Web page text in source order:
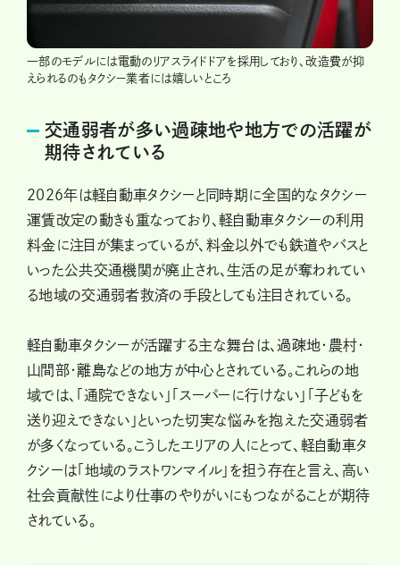
一部のモデルには電動のリアスライドドアを採用しており、改造費が抑
えられるのもタクシー業者には嬉しいところ
交通弱者が多い過疎地や地方での活躍が
期待されている
2026年は軽自動車タクシーと同時期に全国的なタクシー
運賃改定の動きも重なっており、軽自動車タクシーの利用
料金に注目が集まっているが、料金以外でも鉄道やバスと
いった公共交通機関が廃止され、生活の足が奪われてい
る地域の交通弱者救済の手段としても注目されている。
軽自動車タクシーが活躍する主な舞台は、過疎地・農村・
山間部・離島などの地方が中心とされている。これらの地
域では、「通院できない」「スーパーに行けない」「子どもを
送り迎えできない」といった切実な悩みを抱えた交通弱者
が多くなっている。こうしたエリアの人にとって、軽自動車タ
クシーは「地域のラストワンマイル」を担う存在と言え、高い
社会貢献性により仕事のやりがいにもつながることが期待
されている。